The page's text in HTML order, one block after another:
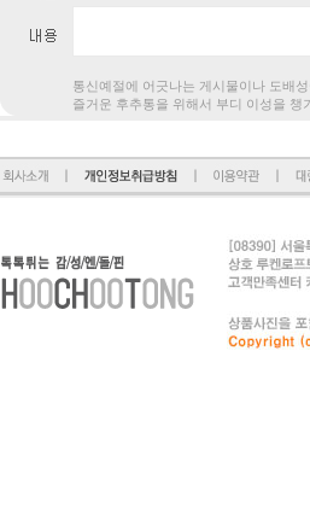
통신예절에 어긋나는 게시물이나
즐거운 후추통을 위해서 부디 이성을 챙